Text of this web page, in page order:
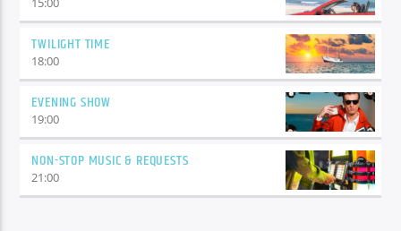
TWILIGHT TIME
18:00
EVENING SHOW
19:00
NON-STOP MUSIC & REQUESTS
21:00